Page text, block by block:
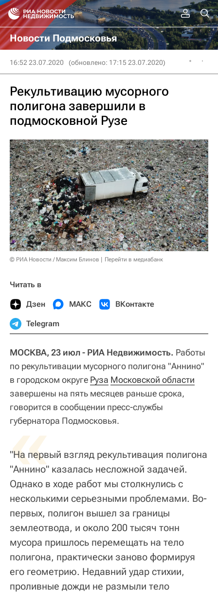
Новости Подмосковья
16:52 23.07.2020 (обновлено: 17:15 23.07.2020)
Рекультивацию мусорного
полигона завершили в
подмосковной Рузе
© РИА Новости / Максим Блинов Перейти в медиабанк
Читать в
Дзен МАКС ВКонтакте
Telegram
МОСКВА, 23 июл - РИА Недвижимость. Работы
по рекультивации мусорного полигона "Аннино"
в городском округе Руза Московской области
завершены на пять месяцев раньше срока,
говорится в сообщении пресс-службы
губернатора Подмосковья.
«
"На первый взгляд рекультивация полигона
"Аннино" казалась несложной задачей.
Однако в ходе работ мы столкнулись с
несколькими серьезными проблемами. Во-
первых, полигон вышел за границы
землеотвода, и около 200 тысяч тонн
мусора пришлось перемещать на тело
полигона, практически заново формируя
его геометрию. Недавний удар стихии,
проливные дожди не размыли тело